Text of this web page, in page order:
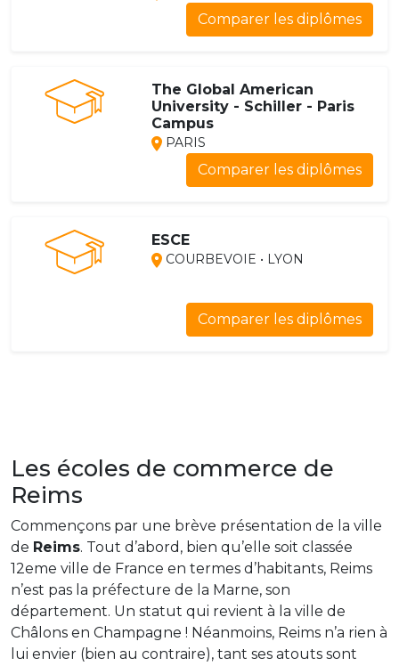
Comparer les diplômes
The Global American
University - Schiller - Paris
Campus
PARIS
Comparer les diplômes
ESCE
COURBEVOIE • LYON
Comparer les diplômes
Les écoles de commerce de
Reims
Commençons par une brève présentation de la ville
de Reims. Tout d’abord, bien qu’elle soit classée
12eme ville de France en termes d’habitants, Reims
n’est pas la préfecture de la Marne, son
département. Un statut qui revient à la ville de
Châlons en Champagne ! Néanmoins, Reims n’a rien à
lui envier (bien au contraire), tant ses atouts sont